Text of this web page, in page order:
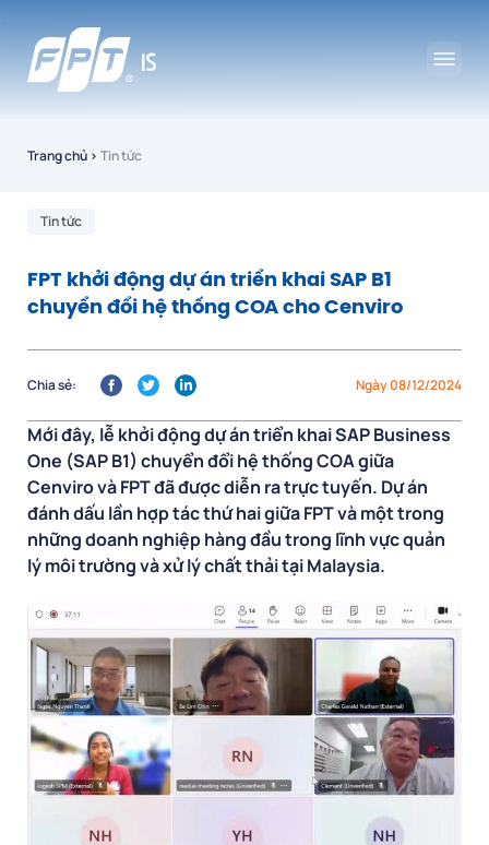
Trang chủ › Tin tức
Tin tức
FPT khởi động dự án triển khai SAP B1
chuyển đổi hệ thống COA cho Cenviro
Ngày 08/12/2024
Chia sẻ:
Mới đây, lễ khởi động dự án triển khai SAP Business
One (SAP B1) chuyển đổi hệ thống COA giữa
Cenviro và FPT đã được diễn ra trực tuyến. Dự án
đánh dấu lần hợp tác thứ hai giữa FPT và một trong
những doanh nghiệp hàng đầu trong lĩnh vực quản
lý môi trường và xử lý chất thải tại Malaysia.